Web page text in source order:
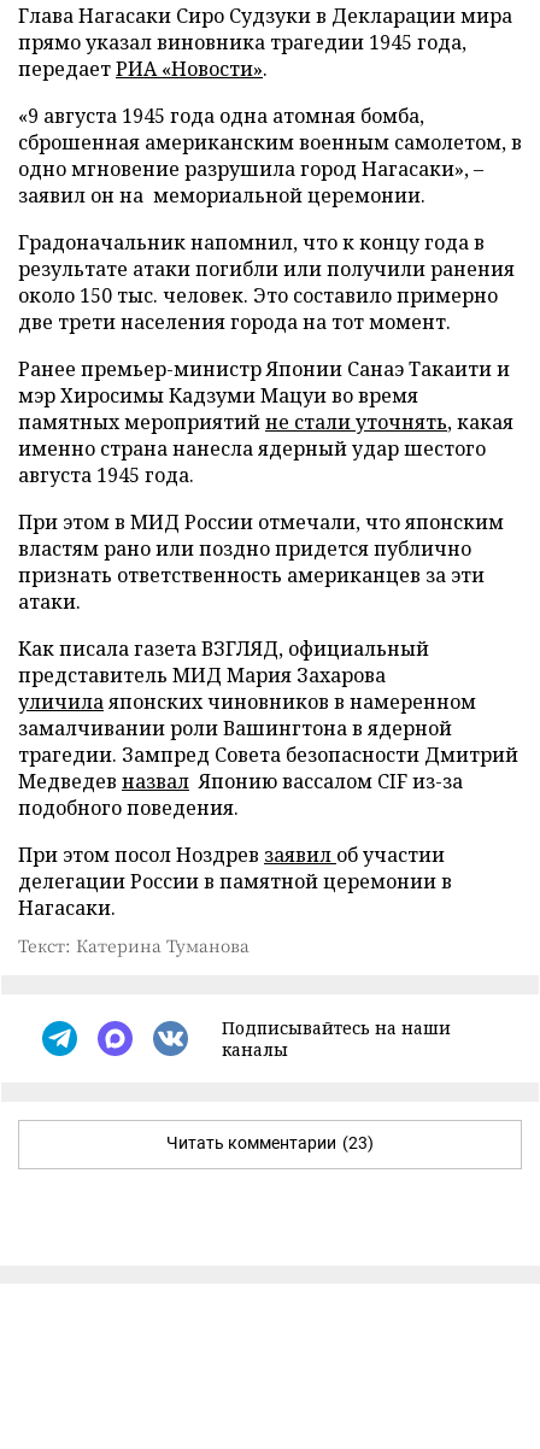
Глава Нагасаки Сиро Судзуки в Декларации мира
прямо указал виновника трагедии 1945 года,
передаетРИА «Новости».
«9 августа 1945 года одна атомная бомба,
сброшенная американским военным самолетом, в
одно мгновение разрушила город Нагасаки», –
заявил он на мемориальной церемонии.
Градоначальник напомнил, что к концу года в
результате атаки погибли или получили ранения
около 150 тыс. человек. Это составило примерно
две трети населения города на тот момент.
Ранее премьер-министр Японии Санаэ Такаити и
мэр Хиросимы Кадзуми Мацуи во время
памятных мероприятийне стали уточнять, какая
именно страна нанесла ядерный удар шестого
августа 1945 года.
При этом в МИД России отмечали, что японским
властям рано или поздно придется публично
признать ответственность американцев за эти
атаки.
Как писала газета ВЗГЛЯД, официальный
представитель МИД Мария Захарова
уличилаяпонских чиновников в намеренном
замалчивании роли Вашингтона в ядерной
трагедии. Зампред Совета безопасности Дмитрий
Медведев назвал Японию вассалом CIF из-за
подобного поведения.
При этом посол Ноздрев заявил об участии
делегации России в памятной церемонии в
Нагасаки.
Текст: Катерина Туманова
Подписывайтесь на наши
каналы
Читать комментарии (23)